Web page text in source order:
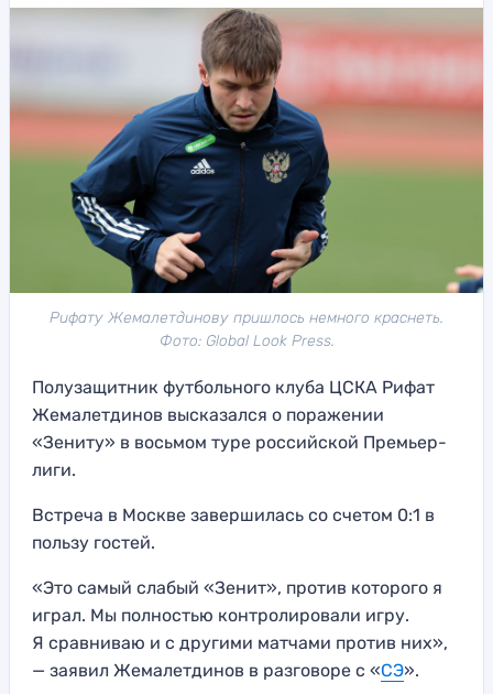
Рифату Жемалетдинову пришлось немного краснеть.
Фото: Global Look Press.
Полузащитник футбольного клуба ЦСКА Рифат
Жемалетдинов высказался о поражении
«Зениту» в восьмом туре российской Премьер-
лиги.
Встреча в Москве завершилась со счетом 0:1 в
пользу гостей.
«Это самый слабый «Зенит», против которого я
играл. Мы полностью контролировали игру.
Я сравниваю и с другими матчами против них»,
— заявил Жемалетдинов в разговоре с «СЭ».